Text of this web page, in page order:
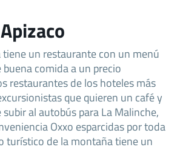
tiene un restaurante con un menú
comida a un precio
restaurantes de los hoteles más
que quieren un café y
al autobús para La Malinche,
Oxxo esparcidas por toda
turístico de la montaña tiene un